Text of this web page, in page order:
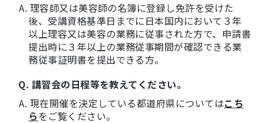
A. 理容師又は美容師の名簿に登録し免許を受けた
後、受講資格基準日までに日本国内において３年
以上理容又は美容の業務に従事された方で、申請書
提出時に３年以上の業務従事期間が確認できる業
務従事証明書を提出できる方。
Q. 講習会の日程等を教えてください。
A. 現在開催を決定している都道府県についてはこち
らをご覧ください。